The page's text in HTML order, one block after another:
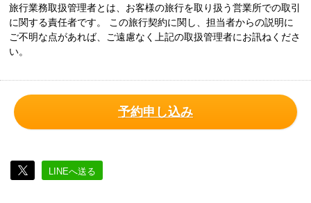
旅行業務取扱管理者とは、お客様の旅行を取り扱う営業所での取引
に関する責任者です。 この旅行契約に関し、担当者からの説明に
ご不明な点があれば、ご遠慮なく上記の取扱管理者にお訊ねくださ
い。
予約申し込み
LINEへ送る